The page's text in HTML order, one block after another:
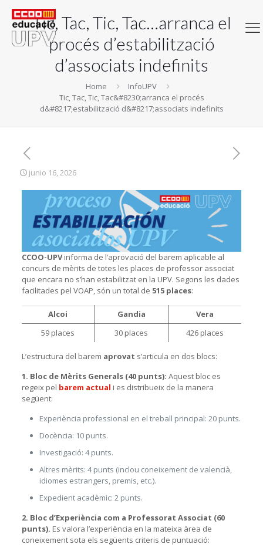
Tic, Tac, Tic, Tac…arranca el
procés d’estabilització
d’associats indefinits
Home
InfoUPV
Tic, Tac, Tic, Tac&#8230;arranca el procés
d&#8217;estabilització d&#8217;associats indefinits
junio 16, 2026
CCOO-UPVinforma de l’aprovació del barem aplicable al
concurs de mèrits de totes les places de professor associat
que encara no s’han estabilitzat en la UPV. Segons les dades
facilitades pel VOAP, són un total de 515 places:
Alcoi Gandia
Vera
59 places
30 places 426 places
L’estructura del barem aprovat s’articula en dos blocs:
1. Bloc de Mèrits Generals (40 punts): Aquest bloc es
regeix pel barem actual i es distribueix de la manera
següent:
Experiència professional en el treball principal: 20 punts.
Docència: 10 punts.
Investigació: 4 punts.
Altres mèrits: 4 punts (inclou coneixement de valencià,
idiomes estrangers, premis, etc.).
Expedient acadèmic: 2 punts.
2. Bloc d’Experiència com a Professorat Associat (60
punts). Es valora l’experiència en la mateixa àrea de
coneixement sota els següents criteris de puntuació: